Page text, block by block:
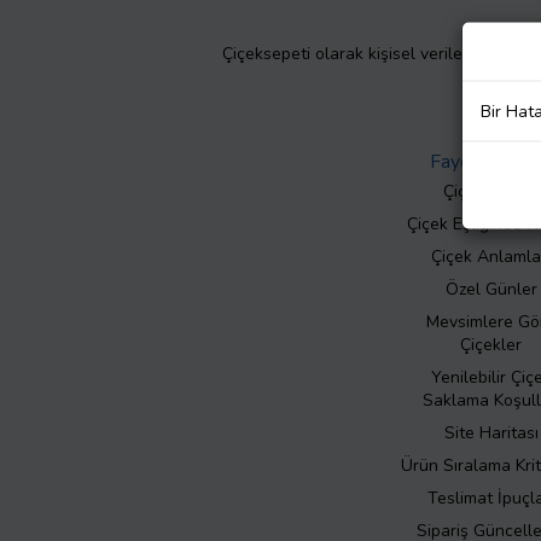
Çiçeksepeti olarak kişisel verilerinizin
Faydalı Bilgiler
Çiçek Bakımı
Çiçek Eşliğinde
Çiçek
Özel Günler
Mevsimlere
Çiçekler
Yenilebilir
Saklama
Site Haritası
Ürün Sıralama
Teslimat
Sipariş
Bir